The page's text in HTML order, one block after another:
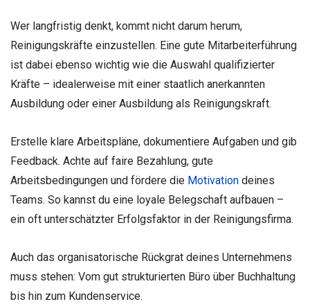
Wer langfristig denkt, kommt nicht darum herum,
Reinigungskräfte einzustellen. Eine gute Mitarbeiterführung
ist dabei ebenso wichtig wie die Auswahl qualifizierter
Kräfte – idealerweise mit einer staatlich anerkannten
Ausbildung oder einer Ausbildung als Reinigungskraft.
Erstelle klare Arbeitspläne, dokumentiere Aufgaben und gib
Feedback. Achte auf faire Bezahlung, gute
Arbeitsbedingungen und fördere die Motivation deines
Teams. So kannst du eine loyale Belegschaft aufbauen –
ein oft unterschätzter Erfolgsfaktor in der Reinigungsfirma.
Auch das organisatorische Rückgrat deines Unternehmens
muss stehen: Vom gut strukturierten Büro über Buchhaltung
bis hin zum Kundenservice.